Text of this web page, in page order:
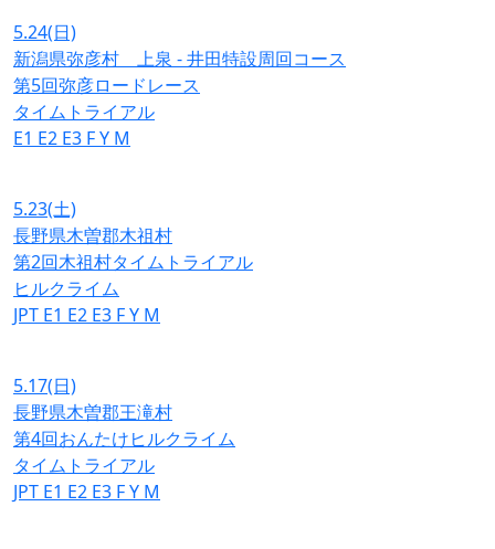
5.24(日)
新潟県弥彦村 上泉 - 井田特設周回コース
第5回弥彦ロードレース
タイムトライアル
E1 E2 E3 FY M
5.23(土)
長野県木曽郡木祖村
第2回木祖村タイムトライアル
ヒルクライム
JPT E1 E2 E3 FY M
5.17(日)
長野県木曽郡王滝村
第4回おんたけヒルクライム
タイムトライアル
JPT E1 E2 E3 FY M